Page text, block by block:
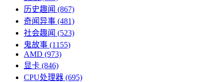
历史趣闻 (867)
奇闻异事 (481)
社会趣闻 (523)
鬼故事 (1155)
AMD (973)
显卡 (846)
CPU处理器 (695)